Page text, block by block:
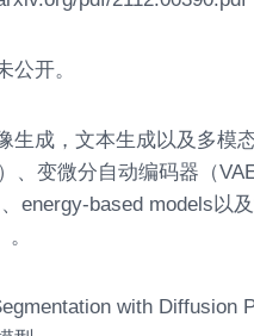
公开。
生成，文本生成以及多模
、变微分自动编码器（
energy-based models以